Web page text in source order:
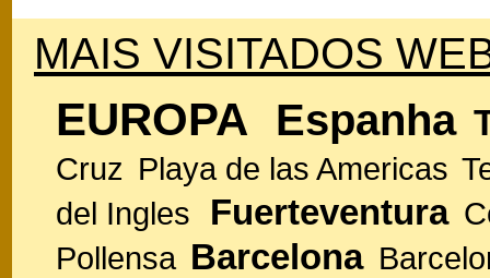
MAIS VISITADOS
EUROPA Espanha
Cruz Playa de las Americas
del Ingles
Fuerteventura
Pollensa Barcelona